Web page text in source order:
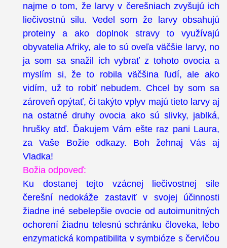
najme o tom, že larvy v čerešniach zvyšujú ich
liečivostnú silu. Vedel som že larvy obsahujú
proteiny a ako doplnok stravy to využívajú
obyvatelia Afriky, ale to sú oveľa väčšie larvy, no
ja som sa snažil ich vybrať z tohoto ovocia a
myslím si, že to robila väčšina ľudí, ale ako
vidím, už to robiť nebudem. Chcel by som sa
zároveň opýtať, či takýto vplyv majú tieto larvy aj
na ostatné druhy ovocia ako sú slivky, jablká,
hrušky atď. Ďakujem Vám ešte raz pani Laura,
za Vaše Božie odkazy. Boh žehnaj Vás aj
Vladka!
Božia odpoveď:
Ku dostanej tejto vzácnej liečivostnej sile
čerešní nedokáže zastaviť v svojej účinnosti
žiadne iné sebelepšie ovocie od autoimunitných
ochorení žiadnu telesnú schránku človeka, lebo
enzymatická kompatibilita v symbióze s červičou